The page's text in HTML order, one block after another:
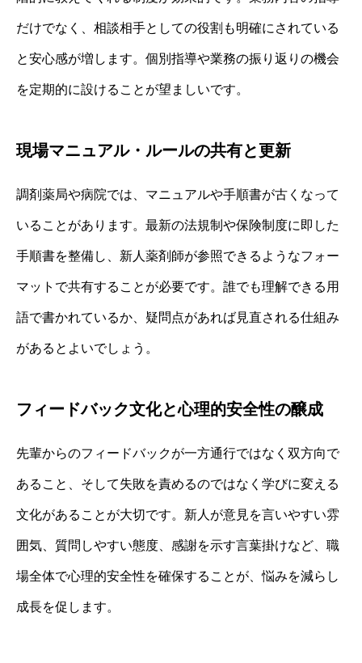
だけでなく、相談相手としての役割も明確にされている
と安心感が増します。個別指導や業務の振り返りの機会
を定期的に設けることが望ましいです。
現場マニュアル・ルールの共有と更新
調剤薬局や病院では、マニュアルや手順書が古くなって
いることがあります。最新の法規制や保険制度に即した
手順書を整備し、新人薬剤師が参照できるようなフォー
マットで共有することが必要です。誰でも理解できる用
語で書かれているか、疑問点があれば見直される仕組み
があるとよいでしょう。
フィードバック文化と心理的安全性の醸成
先輩からのフィードバックが一方通行ではなく双方向で
あること、そして失敗を責めるのではなく学びに変える
文化があることが大切です。新人が意見を言いやすい雰
囲気、質問しやすい態度、感謝を示す言葉掛けなど、職
場全体で心理的安全性を確保することが、悩みを減らし
成長を促します。